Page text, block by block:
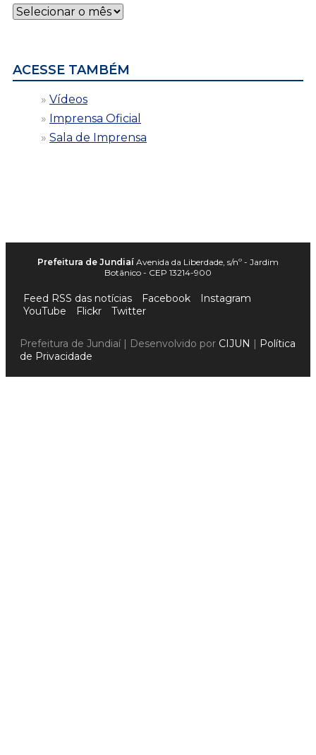
Notícias
por
ACESSE TAMBÉM
Vídeos
Imprensa Oficial
Sala de Imprensa
Prefeitura de Jundiaí Avenida da Liberdade, s/nº - Jardim
Botânico - CEP 13214-900
Feed RSS das notícias Facebook
Instagram
YouTube
Flickr Twitter
Prefeitura de Jundiaí | Desenvolvido por CIJUN | Política
de Privacidade